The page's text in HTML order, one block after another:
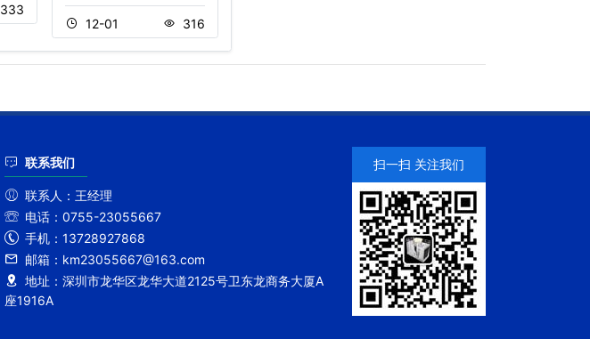
333
12-01 316
联系我们
联系人： 王经理
电话： 0755-23055667
手机： 13728927868
邮箱： km23055667@163.com
地址： 深圳市龙华区龙华大道2125号卫东龙商务大厦A
座1916A
扫一扫 关注我们